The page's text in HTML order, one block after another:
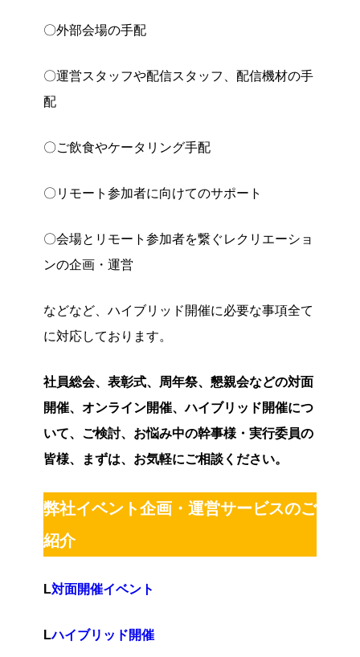
〇外部会場の手配
〇運営スタッフや配信スタッフ、配信機材の手
配
〇ご飲食やケータリング手配
〇リモート参加者に向けてのサポート
〇会場とリモート参加者を繋ぐレクリエーショ
ンの企画・運営
などなど、ハイブリッド開催に必要な事項全て
に対応しております。
社員総会、表彰式、周年祭、懇親会などの対面
開催、オンライン開催、ハイブリッド開催につ
いて、ご検討、お悩み中の幹事様・実行委員の
皆様、まずは、お気軽にご相談ください。
弊社イベント企画・運営サービスのご
紹介
L対面開催イベント
Lハイブリッド開催